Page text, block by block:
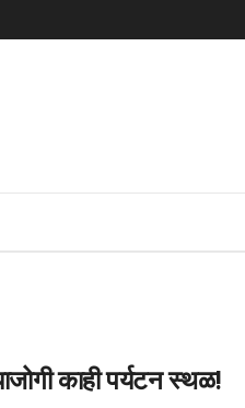
काही पर्यटन स्थळ!